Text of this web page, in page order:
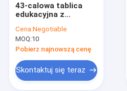
43-calowa tablica
edukacyjna z
350 nitów
1920x1080/2160x3840
Cena:Negotiable
MOQ:10
Pobierz najnowszą cenę
Skontaktuj się teraz